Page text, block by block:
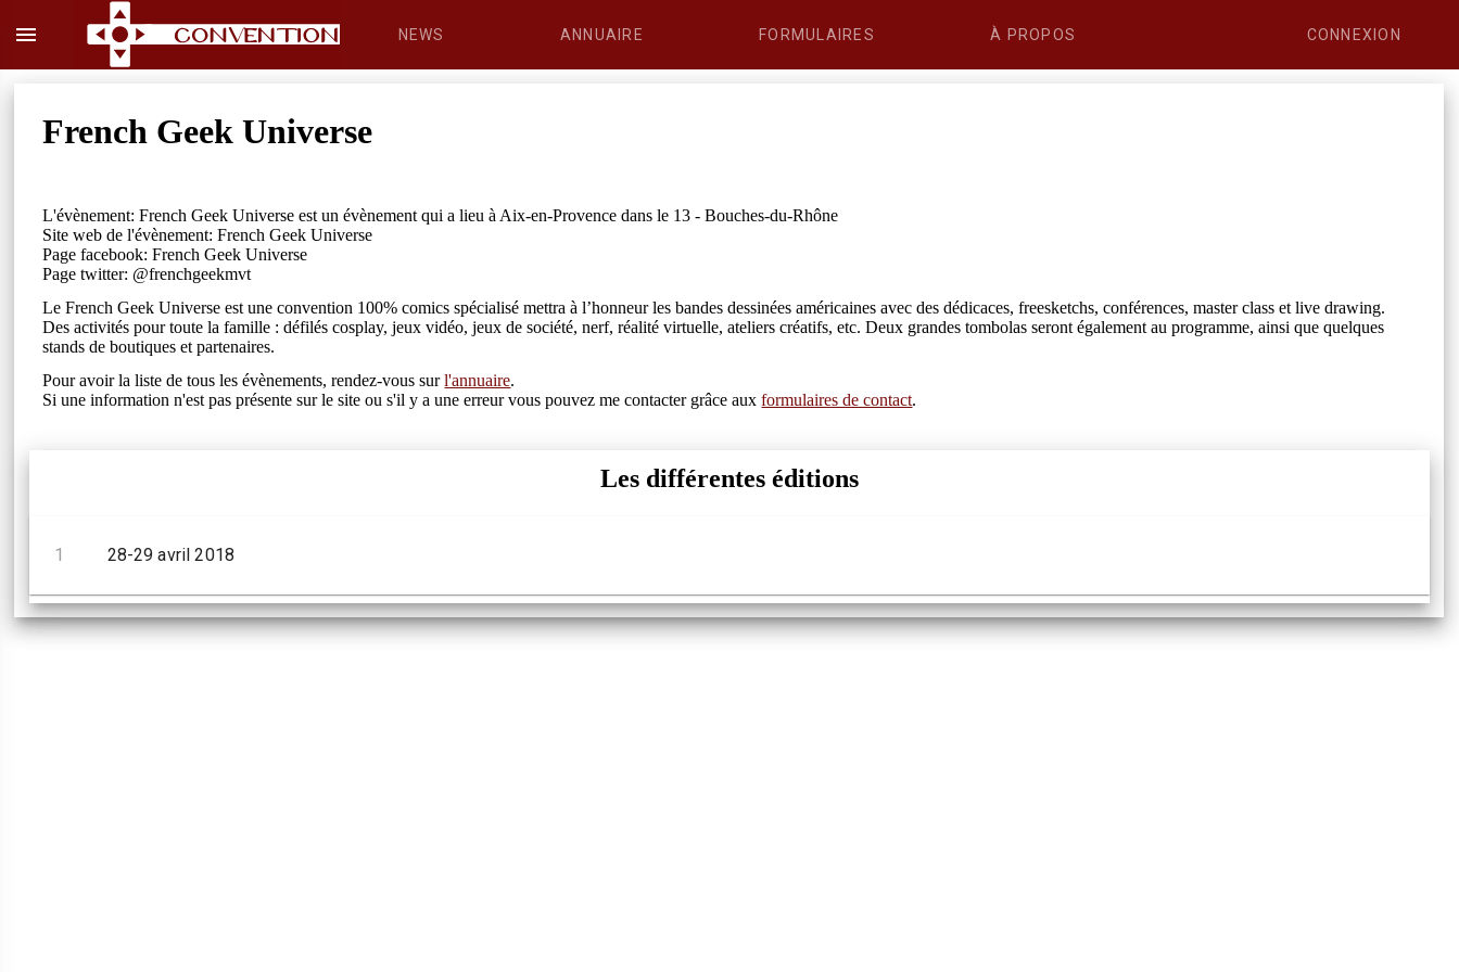
menu NEWS ANNUAIRE FORMULAIRES À PROPOS CONNEXION
French Geek Universe
L'évènement: French Geek Universe est un évènement qui a lieu à Aix-en-Provence dans le 13 - Bouches-du-Rhône
Site web de l'évènement: French Geek Universe
Page facebook: French Geek Universe
Page twitter: @frenchgeekmvt
Le French Geek Universe est une convention 100% comics spécialisé mettra à l’honneur les bandes dessinées américaines avec des dédicaces, freesketchs, conférences, master class et live drawing.
Des activités pour toute la famille : défilés cosplay, jeux vidéo, jeux de société, nerf, réalité virtuelle, ateliers créatifs, etc. Deux grandes tombolas seront également au programme, ainsi que quelques
stands de boutiques et partenaires.
Pour avoir la liste de tous les évènements, rendez-vous surl'annuaire.
Si une information n'est pas présente sur le site ou s'il y a une erreur vous pouvez me contacter grâce auxformulaires de contact.
Les différentes éditions
1 28-29 avril 2018